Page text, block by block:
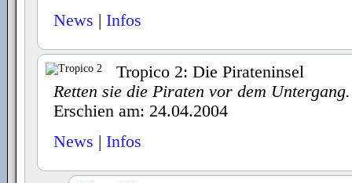
News | Infos
Tropico 2: Die Pirateninsel
Retten sie die Piraten vor dem Untergang.
Erschien am: 24.04.2004
News | Infos